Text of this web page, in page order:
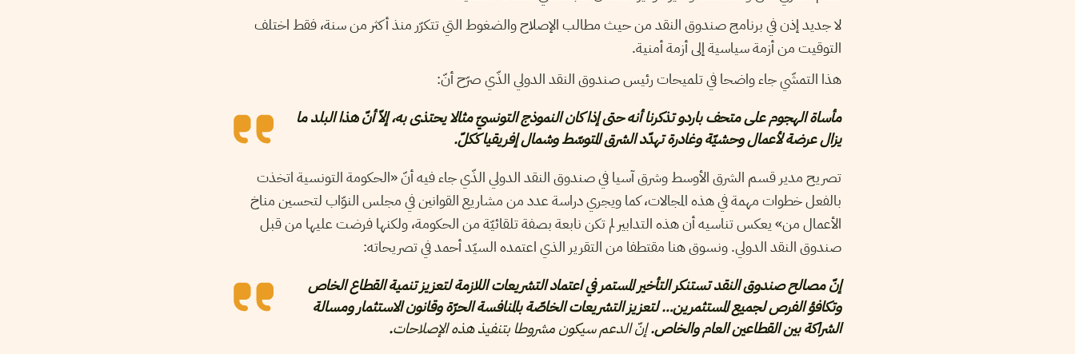
لا جديد إذن في برنامج صندوق النقد من حيث مطالب الإصلاح والضغوط التي تتكرّر منذ أكثر من سنة، فقط اختلف
التوقيت من أزمة سياسية إلى أزمة أمنية.
هذا التمشّي جاء واضحا في تلميحات رئيس صندوق النقد الدولي الذّي صرّح أنّ:
مأساة الهجوم على متحف باردو تذكرنا أنه حتى إذا كان النموذج التونسيّ مثالا يحتذى به، إلاّ أنّ هذا البلد ما
يزال عرضة لأعمال وحشيّة وغادرة تهدّد الشرق المتوسّط وشمال إفريقيا ككلّ.
تصريح مدير قسم الشرق الأوسط وشرق آسيا في صندوق النقد الدولي الذّي جاء فيه أنّ «الحكومة التونسية اتخذت
بالفعل خطوات مهمة في هذه المجالات، كما ويجري دراسة عدد من مشاريع القوانين في مجلس النوّاب لتحسين مناخ
الأعمال من» يعكس تناسيه أن هذه التدابير لم تكن نابعة بصفة تلقائيّة من الحكومة، ولكنها فرضت عليها من قبل
صندوق النقد الدولي. ونسوق هنا مقتطفا من التقرير الذي اعتمده السيّد أحمد في تصريحاته:
إنّ مصالح صندوق النقد تستنكر التأخير المستمر في اعتماد التشريعات اللازمة لتعزيز تنمية القطاع الخاص
وتكافؤ الفرص لجميع المستثمرين… لتعزيز التشريعات الخاصّة بالمنافسة الحرّة وقانون الاستثمار ومسالة
الشراكة بين القطاعين العام والخاص.إنّ الدعم سيكون مشروطا بتنفيذ هذه الإصلاحات.